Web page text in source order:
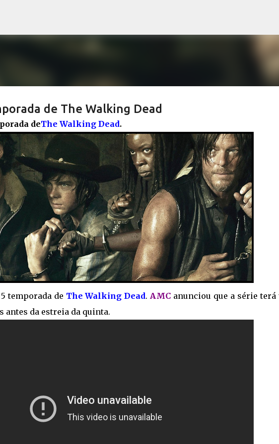
de The Walking Dead
deThe Walking Dead.
temporada de The Walking Dead.AMC anunciou que a série terá
antes da estreia da quinta.